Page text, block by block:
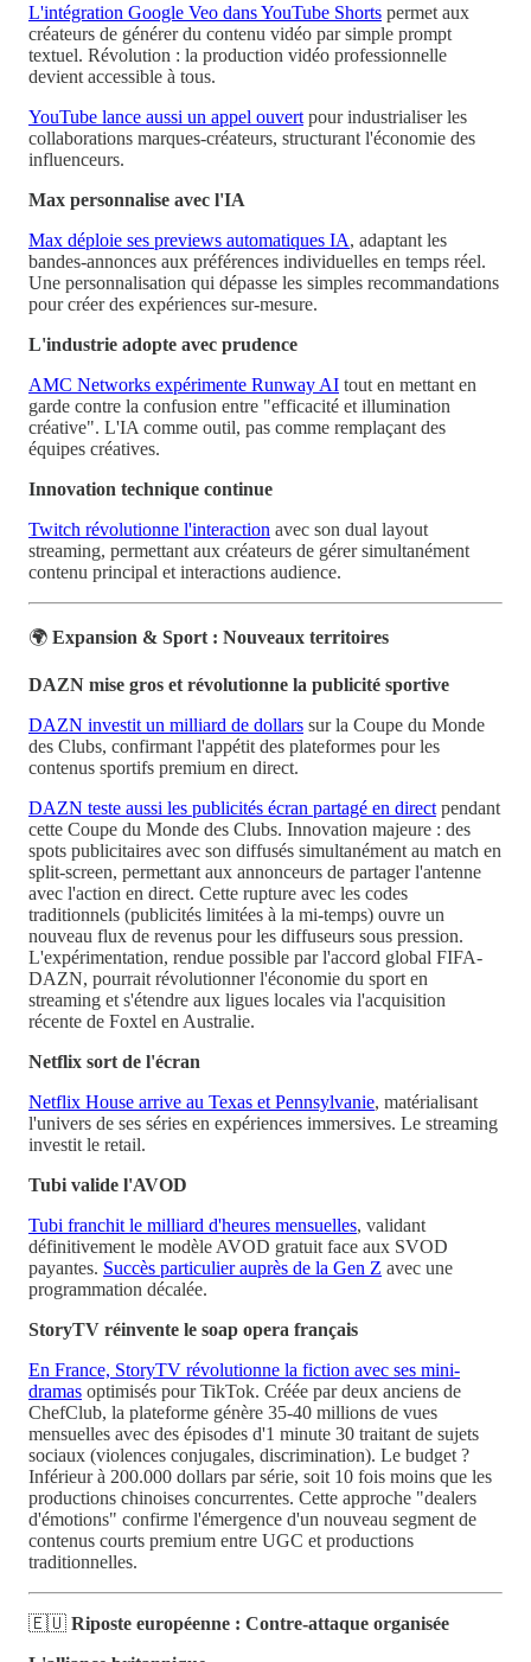
L'intégration Google Veo dans YouTube Shorts permet aux
créateurs de générer du contenu vidéo par simple prompt
textuel. Révolution : la production vidéo professionnelle
devient accessible à tous.
YouTube lance aussi un appel ouvert pour industrialiser les
collaborations marques-créateurs, structurant l'économie des
influenceurs.
Max personnalise avec l'IA
Max déploie ses previews automatiques IA, adaptant les
bandes-annonces aux préférences individuelles en temps réel.
Une personnalisation qui dépasse les simples recommandations
pour créer des expériences sur-mesure.
L'industrie adopte avec prudence
AMC Networks expérimente Runway AI tout en mettant en
garde contre la confusion entre "efficacité et illumination
créative". L'IA comme outil, pas comme remplaçant des
équipes créatives.
Innovation technique continue
Twitch révolutionne l'interaction avec son dual layout
streaming, permettant aux créateurs de gérer simultanément
contenu principal et interactions audience.
🌍 Expansion & Sport : Nouveaux territoires
DAZN mise gros et révolutionne la publicité sportive
DAZN investit un milliard de dollars sur la Coupe du Monde
des Clubs, confirmant l'appétit des plateformes pour les
contenus sportifs premium en direct.
DAZN teste aussi les publicités écran partagé en direct pendant
cette Coupe du Monde des Clubs. Innovation majeure : des
spots publicitaires avec son diffusés simultanément au match en
split-screen, permettant aux annonceurs de partager l'antenne
avec l'action en direct. Cette rupture avec les codes
traditionnels (publicités limitées à la mi-temps) ouvre un
nouveau flux de revenus pour les diffuseurs sous pression.
L'expérimentation, rendue possible par l'accord global FIFA-
DAZN, pourrait révolutionner l'économie du sport en
streaming et s'étendre aux ligues locales via l'acquisition
récente de Foxtel en Australie.
Netflix sort de l'écran
Netflix House arrive au Texas et Pennsylvanie, matérialisant
l'univers de ses séries en expériences immersives. Le streaming
investit le retail.
Tubi valide l'AVOD
Tubi franchit le milliard d'heures mensuelles, validant
définitivement le modèle AVOD gratuit face aux SVOD
payantes. Succès particulier auprès de la Gen Z avec une
programmation décalée.
StoryTV réinvente le soap opera français
En France, StoryTV révolutionne la fiction avec ses mini-
dramas optimisés pour TikTok. Créée par deux anciens de
ChefClub, la plateforme génère 35-40 millions de vues
mensuelles avec des épisodes d'1 minute 30 traitant de sujets
sociaux (violences conjugales, discrimination). Le budget ?
Inférieur à 200.000 dollars par série, soit 10 fois moins que les
productions chinoises concurrentes. Cette approche "dealers
d'émotions" confirme l'émergence d'un nouveau segment de
contenus courts premium entre UGC et productions
traditionnelles.
🇪🇺 Riposte européenne : Contre-attaque organisée